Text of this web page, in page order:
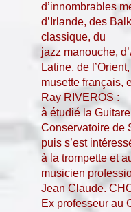
d’innombrables
d’Irlande, des
classique, du
jazz manouche,
Latine, de
musette français,
Ray RIVEROS :
à étudié la
Conservatoire de
puis s’est
à la trompette et
musicien
Jean Claude.
Ex professeur au